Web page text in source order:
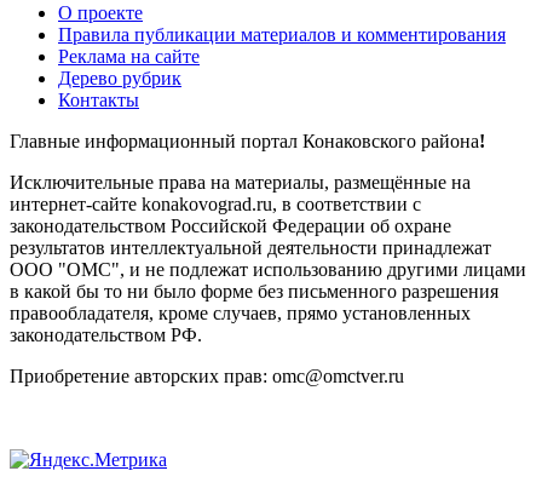
О проекте
Правила публикации материалов и комментирования
Реклама на сайте
Дерево рубрик
Контакты
Главные информационный портал Конаковского района!
Исключительные права на материалы, размещённые на
интернет-сайте konakovograd.ru, в соответствии с
законодательством Российской Федерации об охране
результатов интеллектуальной деятельности принадлежат
ООО "ОМС", и не подлежат использованию другими лицами
в какой бы то ни было форме без письменного разрешения
правообладателя, кроме случаев, прямо установленных
законодательством РФ.
Приобретение авторских прав: omc@omctver.ru